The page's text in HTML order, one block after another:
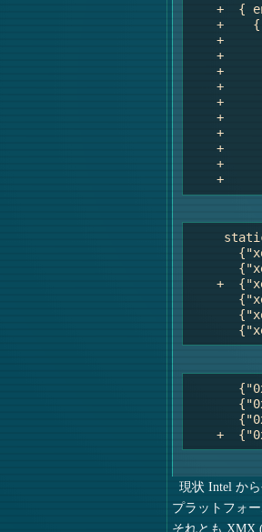
+  {
+
+
+
+
+
+
+
+
+
+
+
現状 Intel か
プラットフォー
それとも XMX